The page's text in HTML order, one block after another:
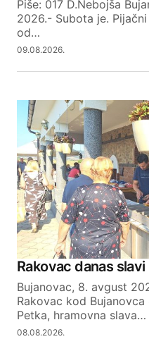
Your E-mail
Piše: 017 D.Nebojša
2026.- Subota je.
od…
09.08.2026.
Rakovac danas
Bujanovac, 8. avgust
Rakovac kod
Petka, hramovna slava…
08.08.2026.